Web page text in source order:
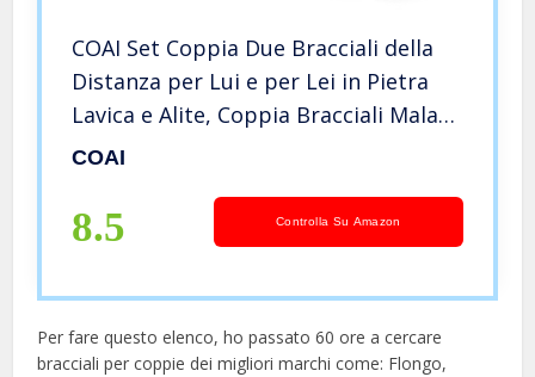
COAI Set Coppia Due Bracciali della
Distanza per Lui e per Lei in Pietra
Lavica e Alite, Coppia Bracciali Mala
in Pietre Benefiche Semi-preziose
COAI
8.5 Controlla Su Amazon
Per fare questo elenco, ho passato 60 ore a cercare
bracciali per coppie dei migliori marchi come: Flongo,